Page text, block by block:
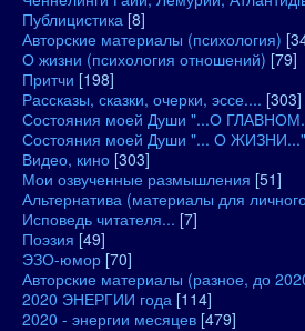
Публицистика [8]
Авторские материалы (психология)
О жизни (психология отношений) [79]
Притчи [198]
Рассказы, сказки, очерки, эссе.... [303]
Состояния моей Души "...О
Состояния моей Души "... О ЖИЗНИ..."
Видео, кино [303]
Мои озвученные размышления [51]
Альтернатива (материалы для
Исповедь читателя... [7]
Поэзия [49]
ЭЗО-юмор [70]
Авторские материалы (разное, до
2020 ЭНЕРГИИ года [114]
2020 - энергии месяцев [479]